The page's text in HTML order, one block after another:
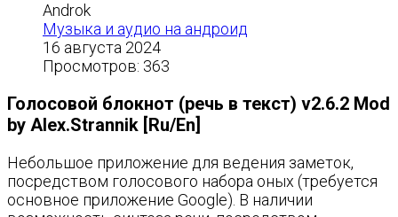
Androk
Музыка и аудио на андроид
16 августа 2024
Просмотров: 363
Голосовой блокнот (речь в текст) v2.6.2 Mod
by Alex.Strannik [Ru/En]
Небольшое приложение для ведения заметок,
посредством голосового набора оных (требуется
основное приложение Google). В наличии